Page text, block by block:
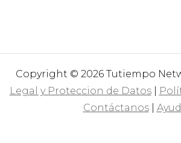
Copyright © 2026 Tutiempo
Legal y Proteccion de Datos|
Contáctanos|